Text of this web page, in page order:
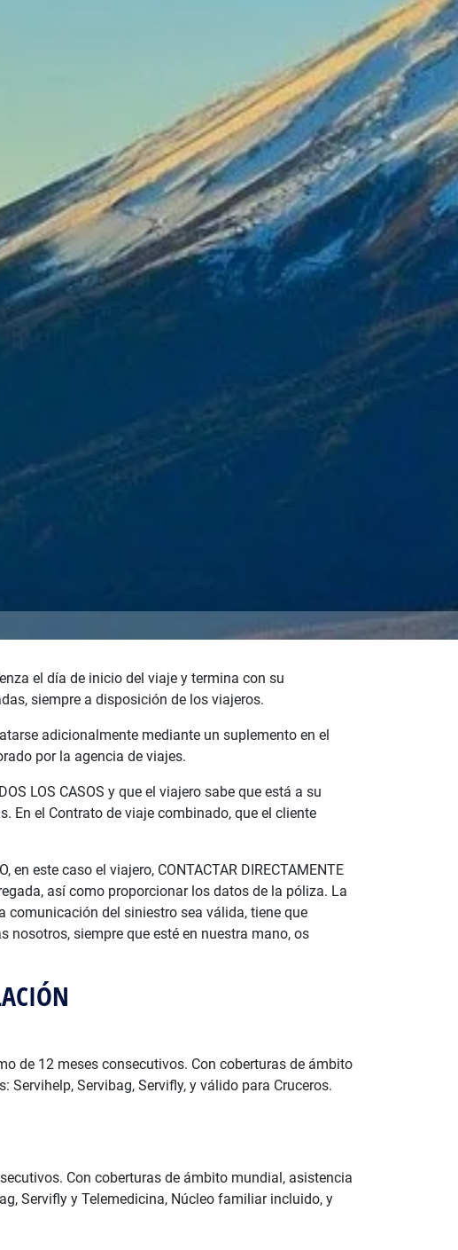
el día de inicio del viaje y termina con su
siempre a disposición de los viajeros.
adicionalmente mediante un suplemento en el
por la agencia de viajes.
LOS CASOS y que el viajero sabe que está a su
En el Contrato de viaje combinado, que el cliente
este caso el viajero, CONTACTAR DIRECTAMENTE
así como proporcionar los datos de la póliza. La
comunicación del siniestro sea válida, tiene que
nosotros, siempre que esté en nuestra mano, os
de 12 meses consecutivos. Con coberturas de ámbito
Servibag, Servifly, y válido para Cruceros.
Con coberturas de ámbito mundial, asistencia
Servifly y Telemedicina, Núcleo familiar incluido, y